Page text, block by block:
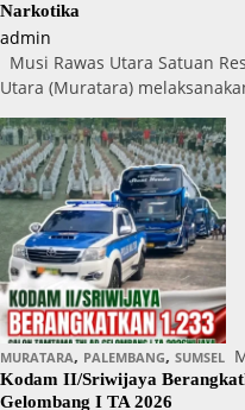
Narkotika
admin
Musi Rawas Utara Satuan
Utara (Muratara)
MURATARA, PALEMBANG, SUMSEL
Kodam II/Sriwijaya
Gelombang I TA 2026